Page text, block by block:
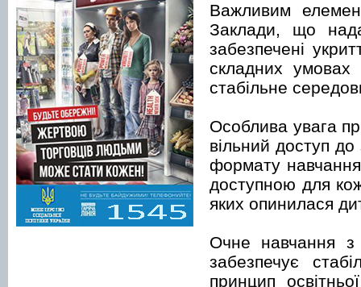
Важливим
Заклади, що
забезпечені
складних
стабільне
Особлива увага
вільний доступ
формату
доступною для
яких опинилася
Очне навчання з
забезпечує
принцип